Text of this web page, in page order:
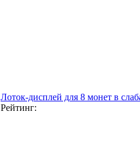
Лоток-дисплей для 8 монет в
Рейтинг: